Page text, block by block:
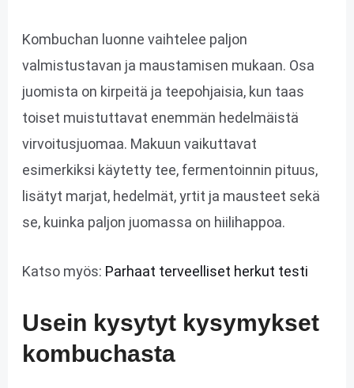
Kombuchan luonne vaihtelee paljon
valmistustavan ja maustamisen mukaan. Osa
juomista on kirpeitä ja teepohjaisia, kun taas
toiset muistuttavat enemmän hedelmäistä
virvoitusjuomaa. Makuun vaikuttavat
esimerkiksi käytetty tee, fermentoinnin pituus,
lisätyt marjat, hedelmät, yrtit ja mausteet sekä
se, kuinka paljon juomassa on hiilihappoa.
Katso myös: Parhaat terveelliset herkut testi
Usein kysytyt kysymykset
kombuchasta